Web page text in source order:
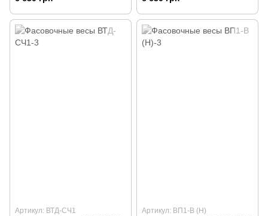
Артикул: ВТД-СЧ1 Артикул: ВП1-В (Н)